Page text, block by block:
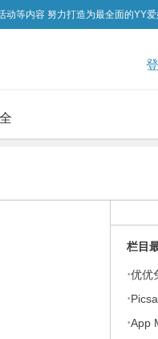
等内容 努力打造为最全面的YY爱
栏目
·优优
器
·
锁高
·App